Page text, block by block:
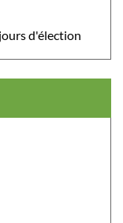
d'élection